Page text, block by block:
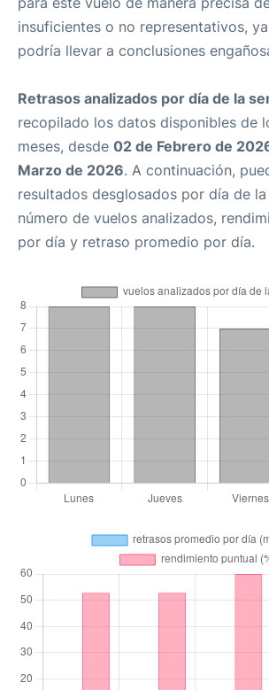
insuficientes o no representativos,
podría llevar a conclusiones
Retrasos analizados por día de la
recopilado los datos disponibles de
meses, desde 02 de Febrero de
Marzo de 2026. A continuación,
resultados desglosados por día de la
número de vuelos analizados,
por día y retraso promedio por día.